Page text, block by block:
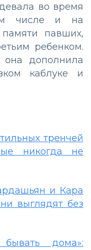
во время
числе и на
павших,
ребенком.
дополнила
каблуке и
тренчей
никогда не
и Кара
выглядят без
дома»: